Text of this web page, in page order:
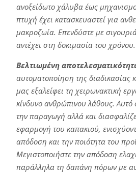
ανοξείδωτο χάλυβα έως
πτυχή έχει κατασκευαστεί για
μακροζωία. Επενδύστε με
αντέχει στη δοκιμασία του χρόνου.
Βελτιωμένη
αυτοματοποίηση της
μας εξαλείφει τη χειρωνακτική
κίνδυνο ανθρώπινου λάθους. Αυτό
την παραγωγή αλλά και
εφαρμογή του καπακιού,
απόδοση και την ποιότητα του
Μεγιστοποιήστε την απόδοση
παράλληλα τη δαπάνη πόρων με